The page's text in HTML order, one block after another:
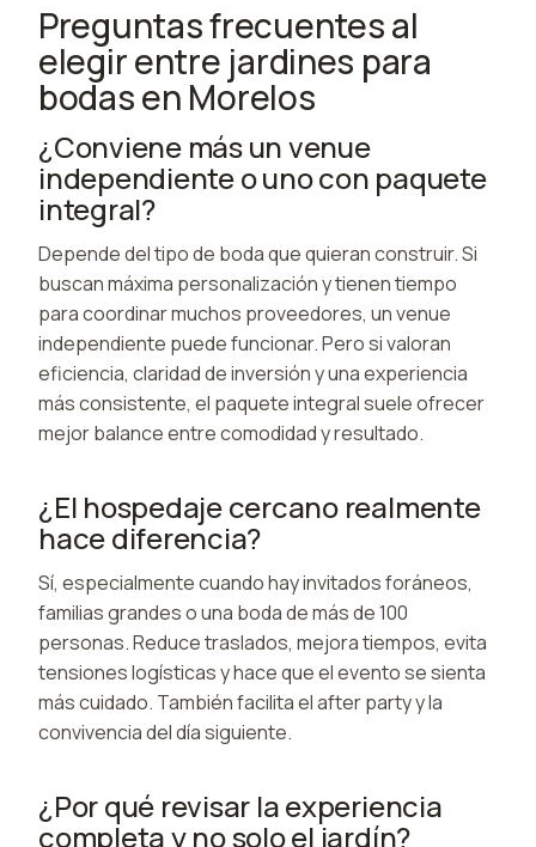
Preguntas frecuentes al
elegir entre jardines para
bodas en Morelos
¿Conviene más un venue
independiente o uno con paquete
integral?
Depende del tipo de boda que quieran construir. Si
buscan máxima personalización y tienen tiempo
para coordinar muchos proveedores, un venue
independiente puede funcionar. Pero si valoran
eficiencia, claridad de inversión y una experiencia
más consistente, el paquete integral suele ofrecer
mejor balance entre comodidad y resultado.
¿El hospedaje cercano realmente
hace diferencia?
Sí, especialmente cuando hay invitados foráneos,
familias grandes o una boda de más de 100
personas. Reduce traslados, mejora tiempos, evita
tensiones logísticas y hace que el evento se sienta
más cuidado. También facilita el after party y la
convivencia del día siguiente.
¿Por qué revisar la experiencia
completa y no solo el jardín?